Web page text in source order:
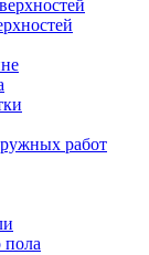
работ
пола